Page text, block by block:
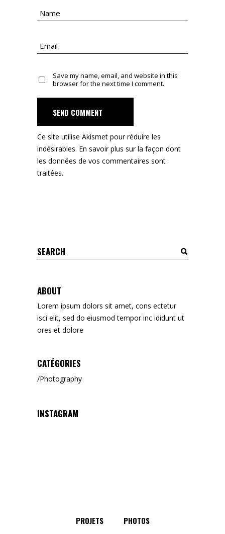
Save my name, email, and website in this
browser for the next time I comment.
SEND COMMENT
Ce site utilise Akismet pour réduire les
indésirables. En savoir plus sur la façon dont
les données de vos commentaires sont
traitées.
Search
for:
ABOUT
Lorem ipsum dolors sit amet, cons ectetur
isci elit, sed do eiusmod tempor inc ididunt ut
ores et dolore
CATÉGORIES
Photography
INSTAGRAM
PROJETS
PHOTOS